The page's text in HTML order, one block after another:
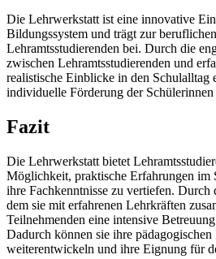
Die Lehrwerkstatt ist eine innovative
Bildungssystem und trägt zur
Lehramtsstudierenden bei. Durch die
zwischen Lehramtsstudierenden und
realistische Einblicke in den Schulalltag
individuelle Förderung der
Fazit
Die Lehrwerkstatt bietet
Möglichkeit, praktische Erfahrungen im
ihre Fachkenntnisse zu vertiefen. Durch
dem sie mit erfahrenen Lehrkräften
Teilnehmenden eine intensive
Dadurch können sie ihre pädagogischen
weiterentwickeln und ihre Eignung für